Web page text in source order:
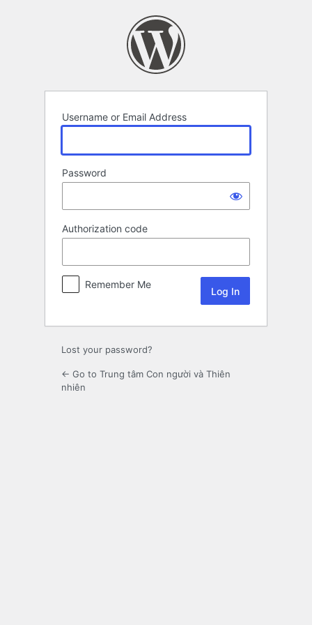
Username or Email Address
Password
Authorization code
Remember Me
Lost your password?
← Go to Trung tâm Con người và Thiên
nhiên